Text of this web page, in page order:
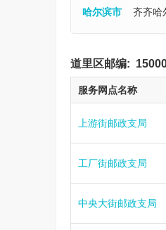
哈尔滨市 齐齐哈
道里区邮编:
服务网点名称
上游街邮政支局
工厂街邮政支局
中央大街邮政支局